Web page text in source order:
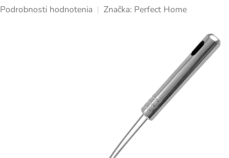
Podrobnosti hodnotenia Značka: Perfect Home